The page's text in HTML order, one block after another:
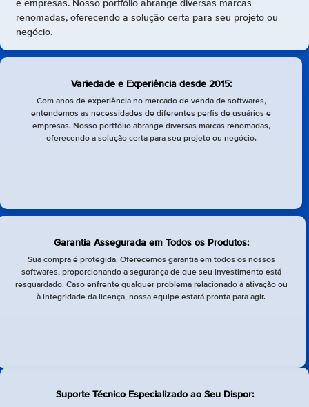
e empresas. Nosso portfólio abrange diversas marcas
renomadas, oferecendo a solução certa para seu projeto ou
negócio.
Variedade e Experiência desde 2015:
Com anos de experiência no mercado de venda de softwares,
entendemos as necessidades de diferentes perfis de usuários e
empresas. Nosso portfólio abrange diversas marcas renomadas,
oferecendo a solução certa para seu projeto ou negócio.
Garantia Assegurada em Todos os Produtos:
Sua compra é protegida. Oferecemos garantia em todos os nossos
softwares, proporcionando a segurança de que seu investimento está
resguardado. Caso enfrente qualquer problema relacionado à ativação ou
à integridade da licença, nossa equipe estará pronta para agir.
Suporte Técnico Especializado ao Seu Dispor: